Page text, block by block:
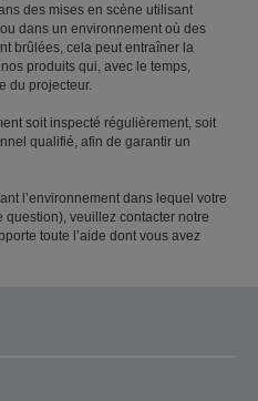
des mises en scène utilisant
dans un environnement où des
brûlées, cela peut entraîner la
produits qui, avec le temps,
du projecteur.
soit inspecté régulièrement, soit
qualifié, afin de garantir un
l’environnement dans lequel votre
question), veuillez contacter notre
toute l’aide dont vous avez